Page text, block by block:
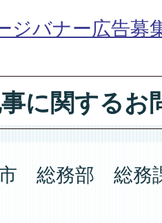
ジバナー広告募
に関するお
市 総務部 総務